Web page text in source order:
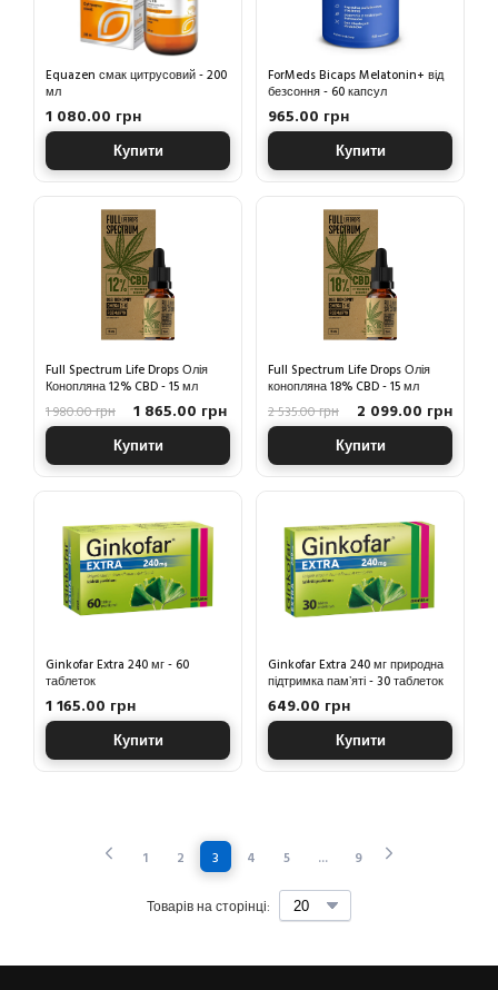
Equazen смак цитрусовий - 200
мл
1 080.00 грн
Купити
ForMeds Bicaps Melatonin+ від
безсоння - 60 капсул
965.00 грн
Купити
Full Spectrum Life Drops Олія
Конопляна 12% CBD - 15 мл
1 980.00 грн 1 865.00 грн
Купити
Full Spectrum Life Drops Олія
конопляна 18% CBD - 15 мл
2 535.00 грн 2 099.00 грн
Купити
Ginkofar Extra 240 мг - 60
таблеток
1 165.00 грн
Купити
Ginkofar Extra 240 мг природна
підтримка памʼяті - 30 таблеток
649.00 грн
Купити
Товарів на сторінці:
1 2 3 4 5 ... 9